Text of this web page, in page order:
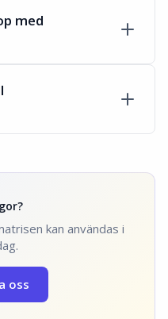
med
kan användas i
oss